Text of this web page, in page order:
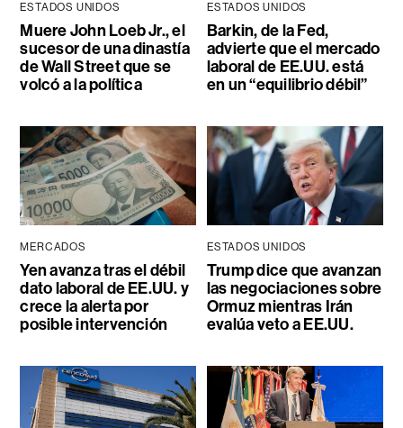
ESTADOS UNIDOS
Muere John Loeb Jr., el
sucesor de una dinastía
de Wall Street que se
volcó a la política
ESTADOS UNIDOS
Barkin, de la Fed,
advierte que el mercado
laboral de EE.UU. está
en un “equilibrio débil”
MERCADOS
Yen avanza tras el débil
dato laboral de EE.UU. y
crece la alerta por
posible intervención
ESTADOS UNIDOS
Trump dice que avanzan
las negociaciones sobre
Ormuz mientras Irán
evalúa veto a EE.UU.